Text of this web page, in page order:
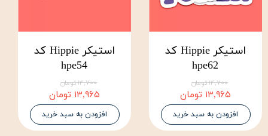
استیکر Hippie کد
hpe62
۱۴,۷۰۰ تومان
۱۳,۹۶۵ تومان
افزودن به سبد خرید
استیکر Hippie کد
hpe54
۱۴,۷۰۰ تومان
۱۳,۹۶۵ تومان
افزودن به سبد خرید